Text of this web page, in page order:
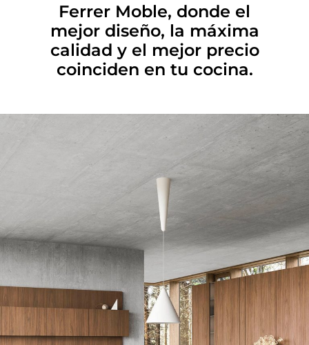
Ferrer Moble, donde el
mejor diseño, la máxima
calidad y el mejor precio
coinciden en tu cocina.